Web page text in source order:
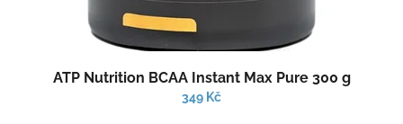
ATP Nutrition BCAA Instant Max Pure 300 g
349 Kč